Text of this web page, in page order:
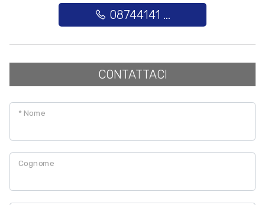
08744141 ...
CONTATTACI
* Nome
Cognome